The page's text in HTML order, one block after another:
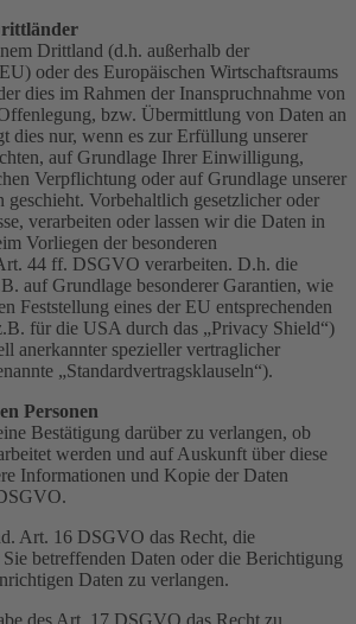
Drittland (d.h. außerhalb der
oder des Europäischen Wirtschaftsraums
dies im Rahmen der Inanspruchnahme von
bzw. Übermittlung von Daten an
dies nur, wenn es zur Erfüllung unserer
auf Grundlage Ihrer Einwilligung,
Verpflichtung oder auf Grundlage unserer
geschieht. Vorbehaltlich gesetzlicher oder
verarbeiten oder lassen wir die Daten in
Vorliegen der besonderen
44 ff. DSGVO verarbeiten. D.h. die
auf Grundlage besonderer Garantien, wie
Feststellung eines der EU entsprechenden
für die USA durch das „Privacy Shield“)
anerkannter spezieller vertraglicher
„Standardvertragsklauseln“).
Personen
Bestätigung darüber zu verlangen, ob
werden und auf Auskunft über diese
Informationen und Kopie der Daten
Art. 16 DSGVO das Recht, die
betreffenden Daten oder die Berichtigung
Daten zu verlangen.
des Art. 17 DSGVO das Recht zu